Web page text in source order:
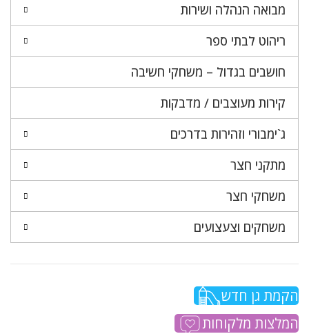
מבואה הנהלה ושירות
ריהוט לבתי ספר
חושבים בגדול – משחקי חשיבה
קירות מעוצבים / מדבקות
ג`ימבורי וזהירות בדרכים
מתקני חצר
משחקי חצר
משחקים וצעצועים
הקמת גן חדש
המלצות מלקוחות